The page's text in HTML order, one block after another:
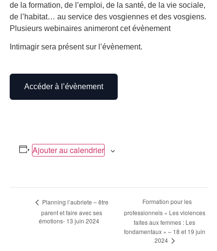
de la formation, de l’emploi, de la santé, de la vie sociale,
de l’habitat… au service des vosgiennes et des vosgiens.
Plusieurs webinaires animeront cet évènement
Intimagir sera présent sur l’évènement.
Accéder à l’évènement
Ajouter au calendrier
Navigation
Évènement
Planning l’aubriete – être
parent et faire avec ses
émotions- 13 juin 2024
Formation pour les
professionnels « Les violences
faites aux femmes : Les
fondamentaux » – 18 et 19 juin
2024